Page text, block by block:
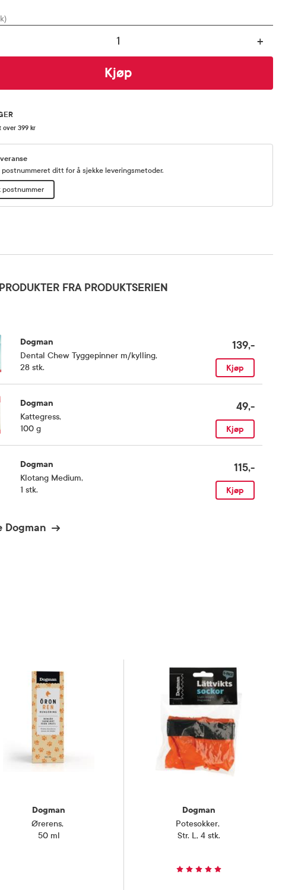
+
Kjøp
over 399 kr
postnummeret ditt for å sjekke leveringsmetoder.
postnummer
FRA PRODUKTSERIEN
Dogman
Dental Chew Tyggepinner m/kylling,
28 stk.
139,-
Kjøp
Dogman
Kattegress,
100 g
49,-
Kjøp
Dogman
Klotang Medium,
1 stk.
115,-
Kjøp
Dogman
Dogman
Ørerens,
50 ml
Dogman
Potesokker,
Str. L, 4 stk.